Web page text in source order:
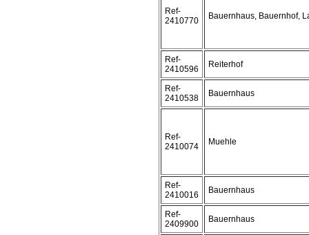
Ref-
2410770
Bauernhaus, Bauernhof,
Ref-
2410596
Reiterhof
Ref-
2410538
Bauernhaus
Ref-
2410074
Muehle
Ref-
2410016
Bauernhaus
Ref-
2409900
Bauernhaus